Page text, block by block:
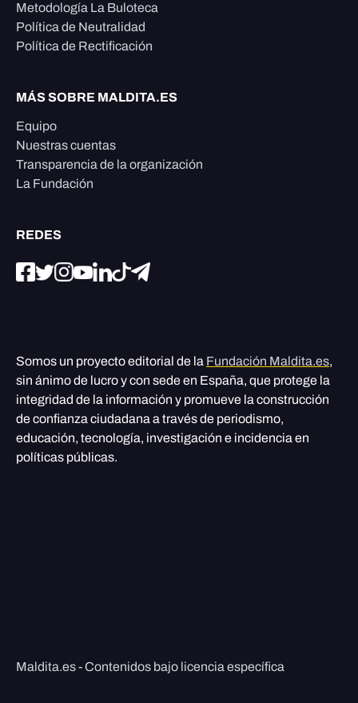
Metodología La Buloteca
Política de Neutralidad
Política de Rectificación
MÁS SOBRE MALDITA.ES
Equipo
Nuestras cuentas
Transparencia de la organización
La Fundación
REDES
Somos un proyecto editorial de la Fundación Maldita.es,
sin ánimo de lucro y con sede en España, que protege la
integridad de la información y promueve la construcción
de confianza ciudadana a través de periodismo,
educación, tecnología, investigación e incidencia en
políticas públicas.
Maldita.es - Contenidos bajo licencia específica